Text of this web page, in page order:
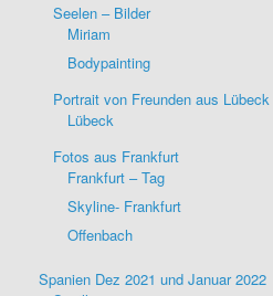
Seelen – Bilder
Miriam
Bodypainting
Portrait von Freunden aus Lübeck
Lübeck
Fotos aus Frankfurt
Frankfurt – Tag
Skyline- Frankfurt
Offenbach
Spanien Dez 2021 und Januar 2022